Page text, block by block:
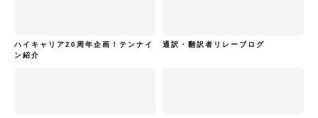
ハイキャリア20周年企画！テンナイ
ン紹介
通訳・翻訳者リレーブログ